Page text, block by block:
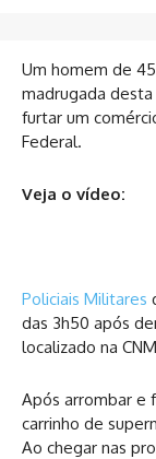
Um homem de
madrugada
furtar um
Federal.
Veja o vídeo:
Policiais Militares
das 3h50 após
localizado na CNM
Após arrombar e
carrinho de
Ao chegar nas